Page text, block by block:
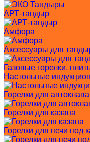
АРТ-тандыр
Амфора
Аксессуары для
Газовые горелки,
Настольные
Горелки для
Горелки для казана
Горелки для печи под